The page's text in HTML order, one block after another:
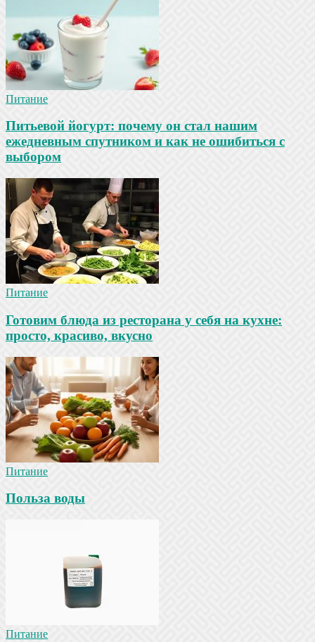
Питание
Питьевой йогурт: почему он стал нашим
ежедневным спутником и как не ошибиться с
выбором
Питание
Готовим блюда из ресторана у себя на кухне:
просто, красиво, вкусно
Питание
Польза воды
Питание